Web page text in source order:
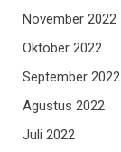
November 2022
Oktober 2022
September 2022
Agustus 2022
Juli 2022